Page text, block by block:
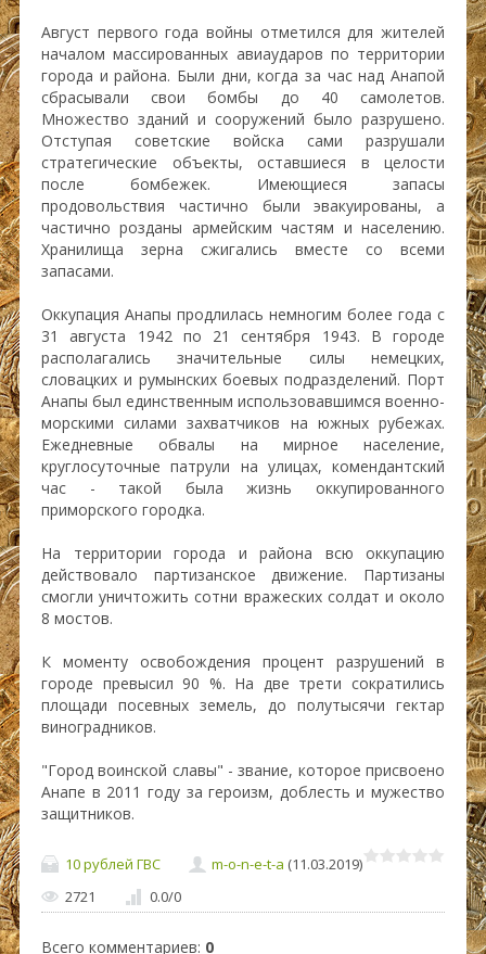
Август первого года войны отметился для жителей
началом массированных авиаударов по территории
города и района. Были дни, когда за час над Анапой
сбрасывали свои бомбы до 40 самолетов.
Множество зданий и сооружений было разрушено.
Отступая советские войска сами разрушали
стратегические объекты, оставшиеся в целости
после бомбежек. Имеющиеся запасы
продовольствия частично были эвакуированы, а
частично розданы армейским частям и населению.
Хранилища зерна сжигались вместе со всеми
запасами.
Оккупация Анапы продлилась немногим более года с
31 августа 1942 по 21 сентября 1943. В городе
располагались значительные силы немецких,
словацких и румынских боевых подразделений. Порт
Анапы был единственным использовавшимся военно-
морскими силами захватчиков на южных рубежах.
Ежедневные обвалы на мирное население,
круглосуточные патрули на улицах, комендантский
час - такой была жизнь оккупированного
приморского городка.
На территории города и района всю оккупацию
действовало партизанское движение. Партизаны
смогли уничтожить сотни вражеских солдат и около
8 мостов.
К моменту освобождения процент разрушений в
городе превысил 90 %. На две трети сократились
площади посевных земель, до полутысячи гектар
виноградников.
"Город воинской славы" - звание, которое присвоено
Анапе в 2011 году за героизм, доблесть и мужество
защитников.
10 рублей ГВС m-o-n-e-t-a (11.03.2019)
2721
0.0/0
Всего комментариев: 0